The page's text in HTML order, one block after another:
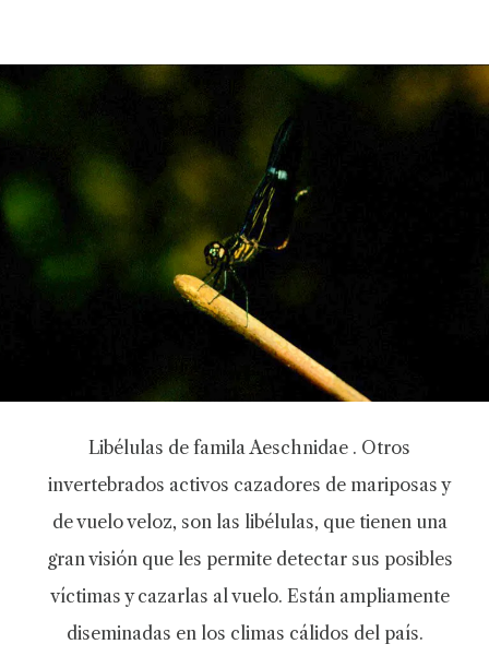
Libélulas de famila Aeschnidae . Otros
invertebrados activos cazadores de mariposas y
de vuelo veloz, son las libélulas, que tienen una
gran visión que les permite detectar sus posibles
víctimas y cazarlas al vuelo. Están ampliamente
diseminadas en los climas cálidos del país.